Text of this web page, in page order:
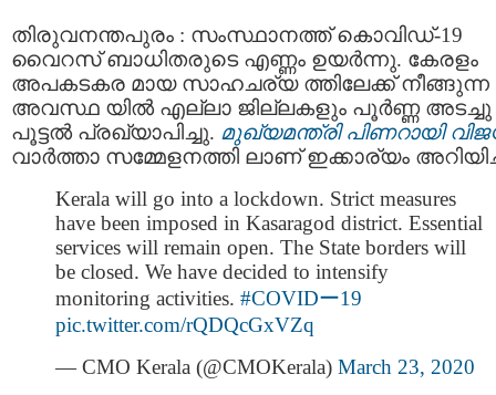
തിരുവനന്തപുരം : സംസ്ഥാനത്ത് കൊവിഡ്-19
വൈറസ് ബാധിതരുടെ എണ്ണം ഉയര്‍ന്നു. കേരളം
അപകടകര മായ സാഹചര്യ ത്തിലേക്ക് നീങ്ങുന്ന
അവസ്ഥ യില്‍ എല്ലാ ജില്ലകളും പൂര്‍ണ്ണ അടച്ചു
പൂട്ടല്‍ പ്രഖ്യാപിച്ചു. മുഖ്യമന്ത്രി പിണറായി
വാര്‍ത്താ സമ്മേളനത്തി ലാണ് ഇക്കാര്യം
Kerala will go into a lockdown. Strict measures
have been imposed in Kasaragod district. Essential
services will remain open. The State borders will
be closed. We have decided to intensify
monitoring activities. #COVIDー19
pic.twitter.com/rQDQcGxVZq
— CMO Kerala (@CMOKerala) March 23, 2020